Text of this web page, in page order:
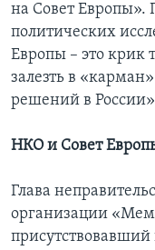
на Совет Европы».
политических
Европы – это крик
залезть в
решений в
НКО и Совет
Глава
организации
присутствовавший